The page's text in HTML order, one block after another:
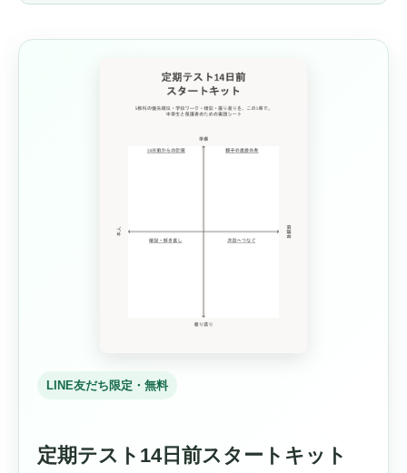
LINE友だち限定・無料
定期テスト14日前スタートキット